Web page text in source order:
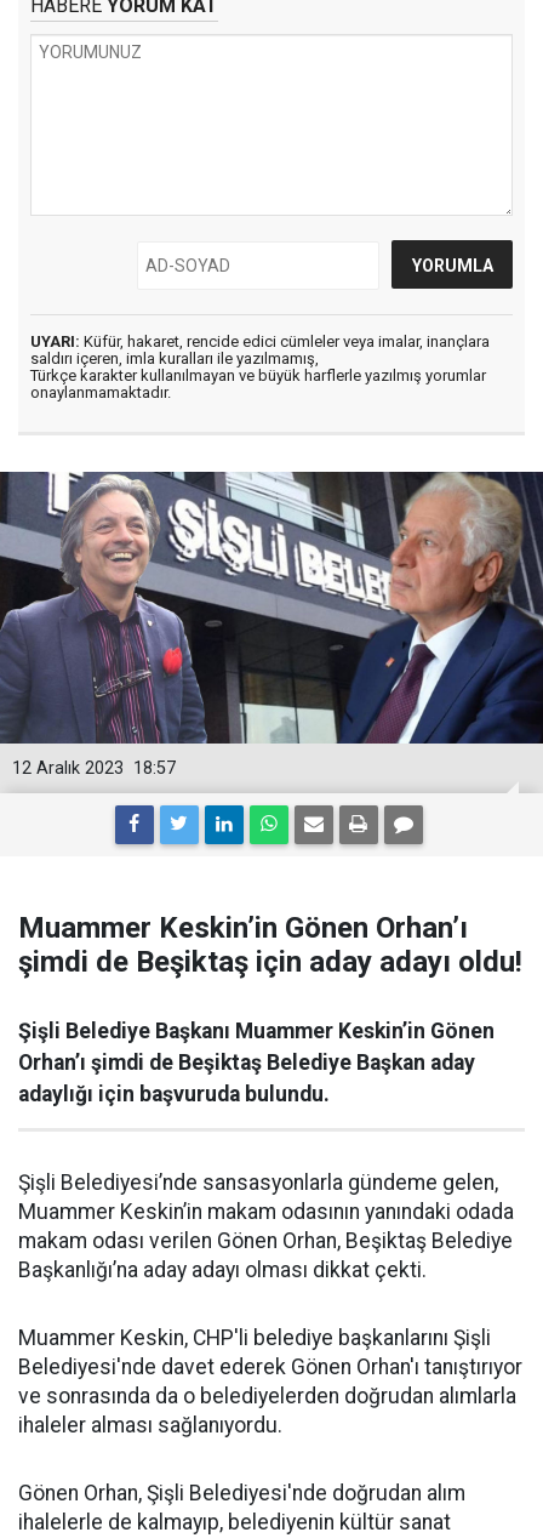
HABERE YORUM KAT
UYARI: Küfür, hakaret, rencide edici cümleler veya imalar, inançlara
saldırı içeren, imla kuralları ile yazılmamış,
Türkçe karakter kullanılmayan ve büyük harflerle yazılmış yorumlar
onaylanmamaktadır.
18:57
12 Aralık 2023
Muammer Keskin’in Gönen Orhan’ı
şimdi de Beşiktaş için aday adayı oldu!
Şişli Belediye Başkanı Muammer Keskin’in Gönen
Orhan’ı şimdi de Beşiktaş Belediye Başkan aday
adaylığı için başvuruda bulundu.
Şişli Belediyesi’nde sansasyonlarla gündeme gelen,
Muammer Keskin’in makam odasının yanındaki odada
makam odası verilen Gönen Orhan, Beşiktaş Belediye
Başkanlığı’na aday adayı olması dikkat çekti.
Muammer Keskin, CHP'li belediye başkanlarını Şişli
Belediyesi'nde davet ederek Gönen Orhan'ı tanıştırıyor
ve sonrasında da o belediyelerden doğrudan alımlarla
ihaleler alması sağlanıyordu.
Gönen Orhan, Şişli Belediyesi'nde doğrudan alım
ihalelerle de kalmayıp, belediyenin kültür sanat